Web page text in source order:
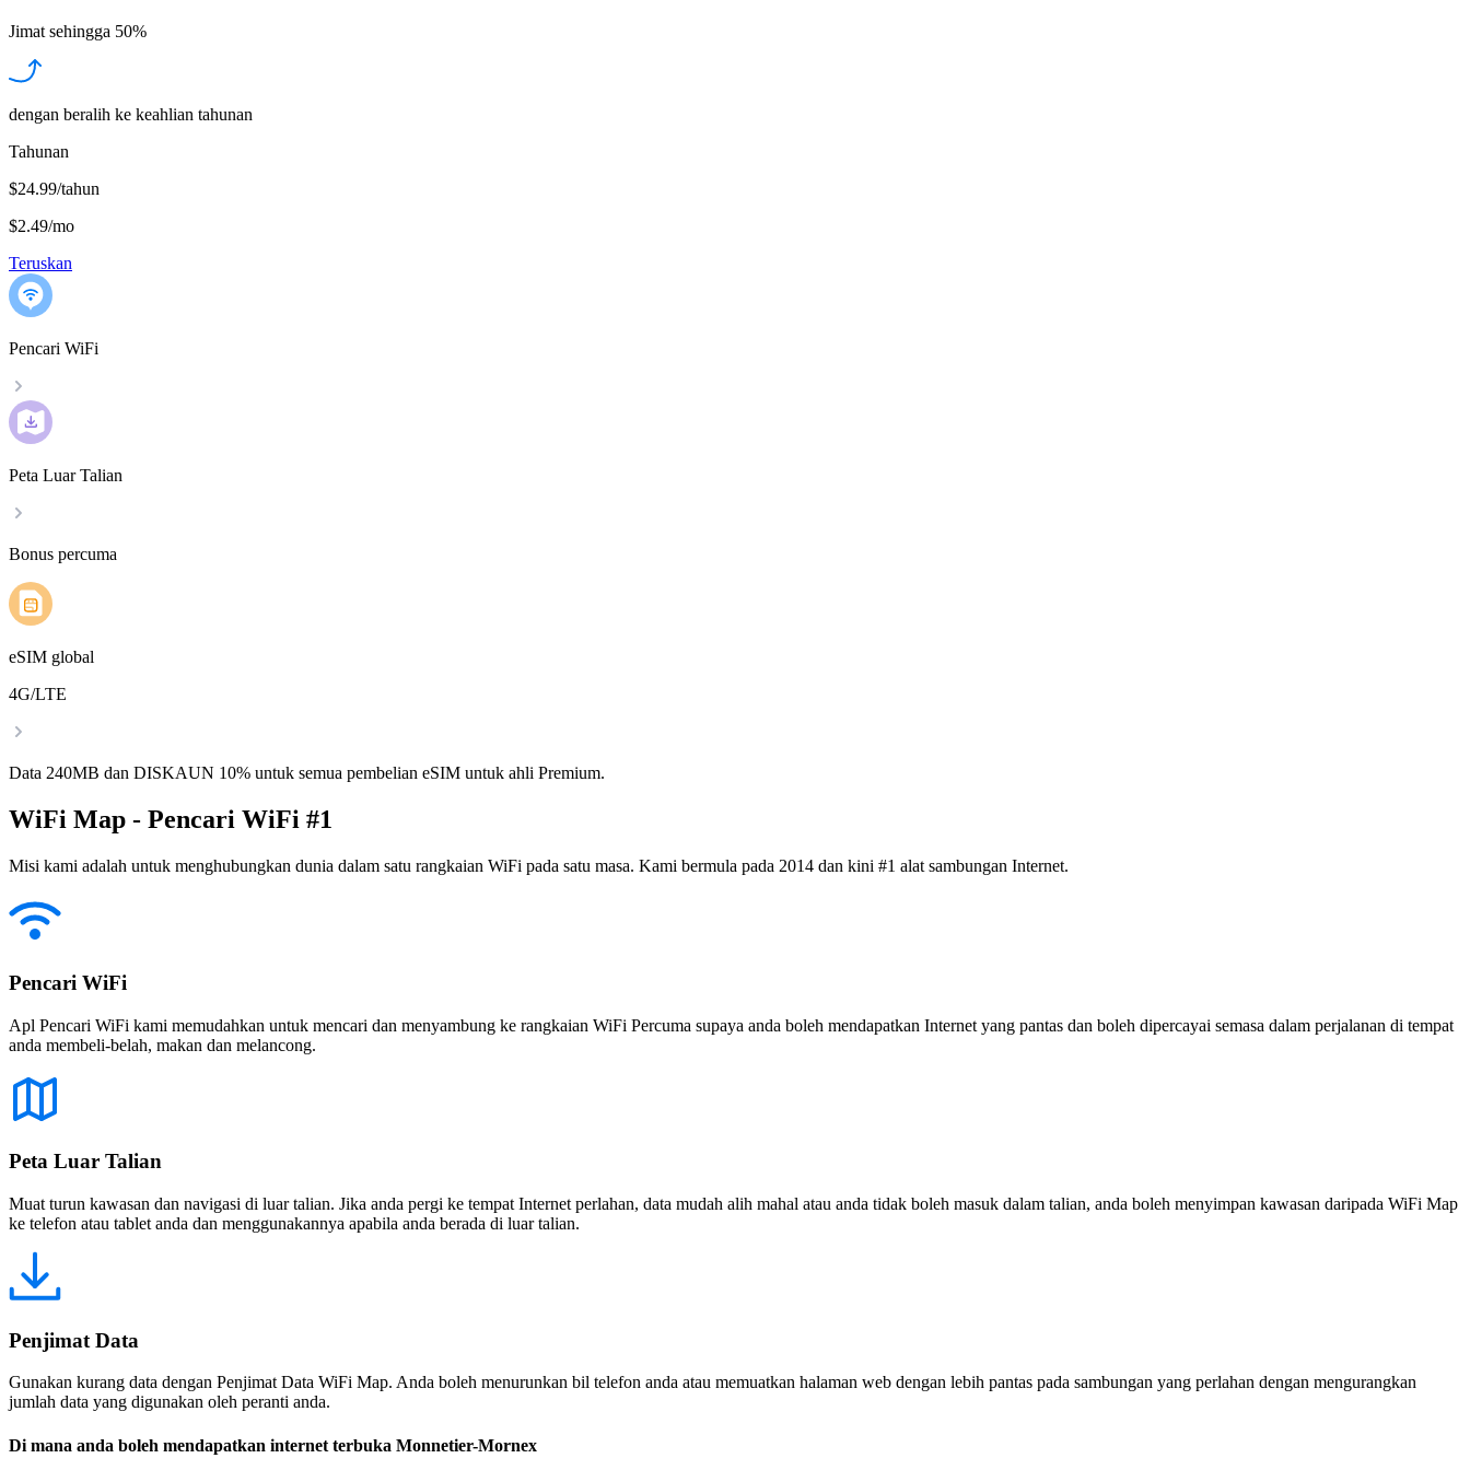
Jimat sehingga 50%
dengan beralih ke keahlian tahunan
Tahunan
$24.99/tahun
$2.49/mo
Teruskan
Pencari WiFi
Peta Luar Talian
Bonus percuma
eSIM global
4G/LTE
Data 240MB dan DISKAUN 10% untuk semua pembelian eSIM untuk ahli Premium.
WiFi Map - Pencari WiFi #1
Misi kami adalah untuk menghubungkan dunia dalam satu rangkaian WiFi pada satu masa. Kami bermula pada 2014 dan kini #1 alat sambungan Internet.
Pencari WiFi
Apl Pencari WiFi kami memudahkan untuk mencari dan menyambung ke rangkaian WiFi Percuma supaya anda boleh mendapatkan Internet yang pantas dan boleh dipercayai semasa dalam perjalanan di tempat
anda membeli-belah, makan dan melancong.
Peta Luar Talian
Muat turun kawasan dan navigasi di luar talian. Jika anda pergi ke tempat Internet perlahan, data mudah alih mahal atau anda tidak boleh masuk dalam talian, anda boleh menyimpan kawasan daripada WiFi Map
ke telefon atau tablet anda dan menggunakannya apabila anda berada di luar talian.
Penjimat Data
Gunakan kurang data dengan Penjimat Data WiFi Map. Anda boleh menurunkan bil telefon anda atau memuatkan halaman web dengan lebih pantas pada sambungan yang perlahan dengan mengurangkan
jumlah data yang digunakan oleh peranti anda.
Di mana anda boleh mendapatkan internet terbuka Monnetier-Mornex